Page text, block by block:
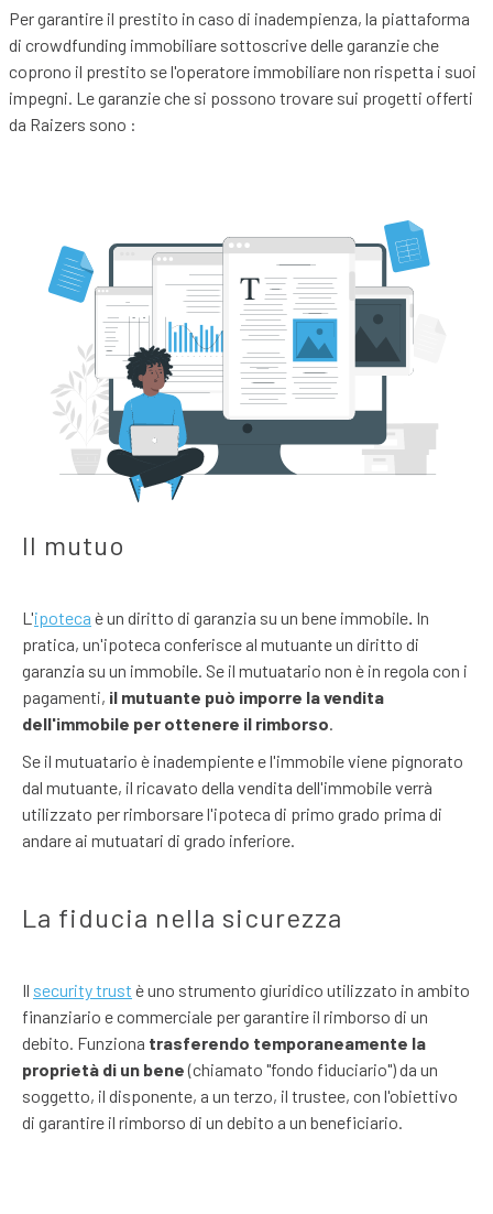
Per garantire il prestito in caso di inadempienza, la piattaforma
di crowdfunding immobiliare sottoscrive delle garanzie che
coprono il prestito se l'operatore immobiliare non rispetta i suoi
impegni. Le garanzie che si possono trovare sui progetti offerti
da Raizers sono :
Il mutuo
L'ipoteca è un diritto di garanzia su un bene immobile In
pratica, un'ipoteca conferisce al mutuante un diritto di
garanzia su un immobile. Se il mutuatario non è in regola con i
pagamenti, il mutuante può imporre la vendita
dell'immobile per ottenere il rimborso
Se il mutuatario è inadempiente e l'immobile viene pignorato
dal mutuante, il ricavato della vendita dell'immobile verrà
utilizzato per rimborsare l'ipoteca di primo grado prima di
andare ai mutuatari di grado inferiore.
La fiducia nella sicurezza
Il security trust è uno strumento giuridico utilizzato in ambito
finanziario e commerciale per garantire il rimborso di un
debito. Funziona trasferendo temporaneamente la
proprietà di un bene(chiamato "fondo fiduciario") da un
soggetto, il disponente, a un terzo, il trustee, con l'obiettivo
di garantire il rimborso di un debito a un beneficiario.